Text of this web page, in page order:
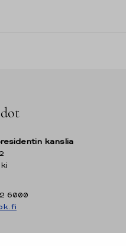
kanslia
6000